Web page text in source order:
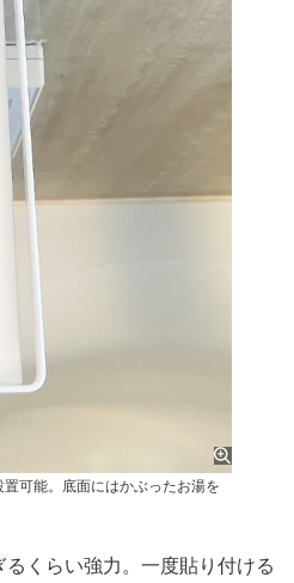
可能。底面にはかぶったお湯を
くらい強力。一度貼り付ける